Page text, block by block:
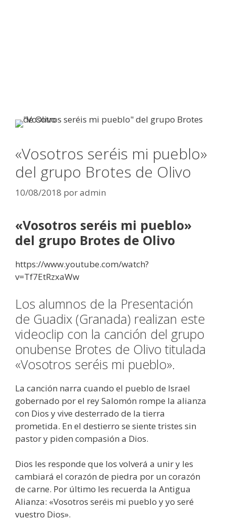
«Vosotros seréis mi pueblo»
del grupo Brotes de Olivo
10/08/2018 poradmin
«Vosotros seréis mi pueblo»
del grupo Brotes de Olivo
https://www.youtube.com/watch?
v=Tf7EtRzxaWw
Los alumnos de la Presentación
de Guadix (Granada) realizan este
videoclip con la canción del grupo
onubense Brotes de Olivo titulada
«Vosotros seréis mi pueblo».
La canción narra cuando el pueblo de Israel
gobernado por el rey Salomón rompe la alianza
con Dios y vive desterrado de la tierra
prometida. En el destierro se siente tristes sin
pastor y piden compasión a Dios.
Dios les responde que los volverá a unir y les
cambiará el corazón de piedra por un corazón
de carne. Por último les recuerda la Antigua
Alianza: «Vosotros seréis mi pueblo y yo seré
vuestro Dios».